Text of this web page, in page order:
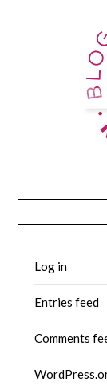
Log in
Entries feed
Comments